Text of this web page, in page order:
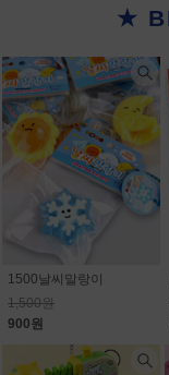
★
1500날씨말랑이
1,500원
900원